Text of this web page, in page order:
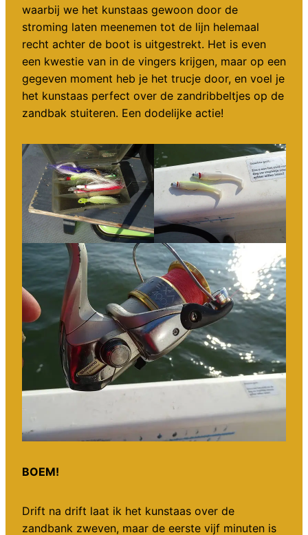
waarbij we het kunstaas gewoon door de
stroming laten meenemen tot de lijn helemaal
recht achter de boot is uitgestrekt. Het is even
een kwestie van in de vingers krijgen, maar op een
gegeven moment heb je het trucje door, en voel je
het kunstaas perfect over de zandribbeltjes op de
zandbak stuiteren. Een dodelijke actie!
BOEM!
Drift na drift laat ik het kunstaas over de
zandbank zweven, maar de eerste vijf minuten is